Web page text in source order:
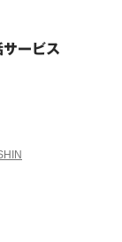
ービス